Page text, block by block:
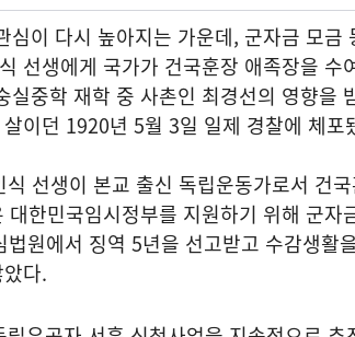
이 다시 높아지는 가운데, 군자금 모금
선생에게 국가가 건국훈장 애족장을 수
중학 재학 중 사촌인 최경선의 영향을
이던 1920년 5월 3일 일제 경찰에 체포
선생이 본교 출신 독립운동가로서 건
한민국임시정부를 지원하기 위해 군자
원에서 징역 5년을 선고받고 수감생활
다.